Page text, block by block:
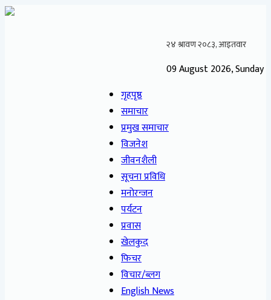
09 August 2026, Sunday
गृहपृष्ठ
समाचार
प्रमुख समाचार
विजनेश
जीवनशैली
सूचना प्रविधि
मनोरन्जन
पर्यटन
प्रवास
खेलकुद
फिचर
विचार/ब्लग
English News